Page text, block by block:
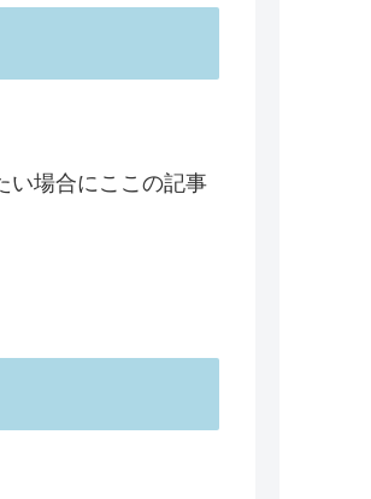
い場合にここの記事